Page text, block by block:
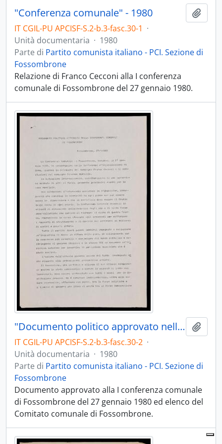
"Conferenza comunale" - 1980
IT CGIL-PU APCISF-S.2-b.3-fasc.30-1 ·
Unità documentaria · 1980
Parte di Partito comunista italiano - PCI. Sezione di
Fossombrone
Relazione di Franco Cecconi alla I conferenza
comunale di Fossombrone del 27 gennaio 1980.
"Documento politico approvato nella Conferenza comunale di Fossombrone" - 1980
IT CGIL-PU APCISF-S.2-b.3-fasc.30-2 ·
Unità documentaria · 1980
Parte di Partito comunista italiano - PCI. Sezione di
Fossombrone
Documento approvato alla I conferenza comunale
di Fossombrone del 27 gennaio 1980 ed elenco del
Comitato comunale di Fossombrone.